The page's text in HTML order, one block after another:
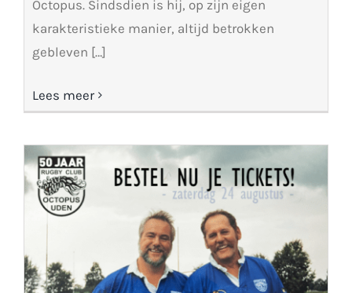
Octopus. Sindsdien is hij, op zijn eigen
karakteristieke manier, altijd betrokken
gebleven […]
Lees meer